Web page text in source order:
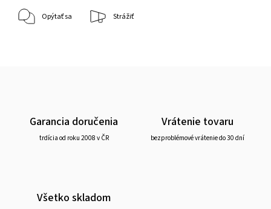
Opýtať sa Strážiť
Garancia doručenia
trdícia od roku 2008 v ČR
Vrátenie tovaru
bezproblémové vrátenie do 30 dní
Všetko skladom